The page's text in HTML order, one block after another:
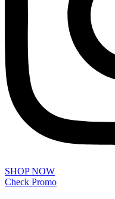
SHOP NOW
Check Promo